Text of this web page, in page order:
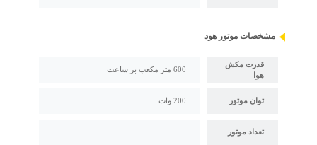
مشخصات موتور هود
قدرت مکش
هوا
600 متر مکعب بر ساعت
توان موتور 200 وات
تعداد موتور